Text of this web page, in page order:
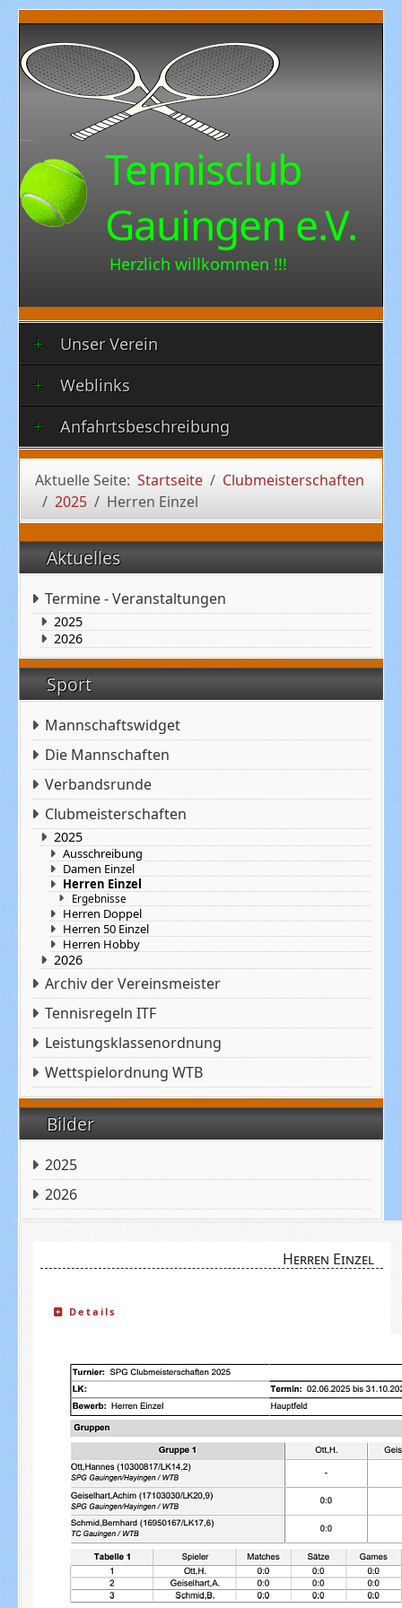
Tennisclub
Gauingen e.V.
Herzlich willkommen !!!
Unser Verein
Weblinks
Anfahrtsbeschreibung
Aktuelle Seite: Startseite
Clubmeisterschaften
2025
Herren Einzel
Aktuelles
Termine - Veranstaltungen
2025
2026
Sport
Mannschaftswidget
Die Mannschaften
Verbandsrunde
Clubmeisterschaften
2025
Ausschreibung
Damen Einzel
Herren Einzel
Ergebnisse
Herren Doppel
Herren 50 Einzel
Herren Hobby
2026
Archiv der Vereinsmeister
Tennisregeln ITF
Leistungsklassenordnung
Wettspielordnung WTB
Bilder
2025
2026
Herren Einzel
Details